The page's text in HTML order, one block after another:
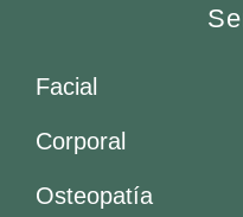
Facial
Corporal
Osteopatía